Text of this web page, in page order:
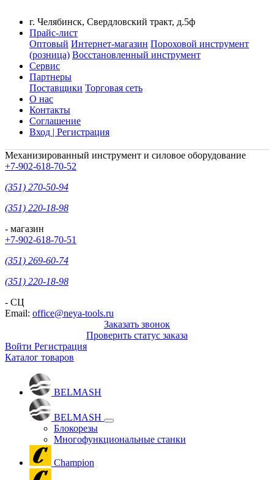
г. Челябинск, Свердловский тракт, д.5ф
Прайс-лист
Оптовый Интернет-магазин Пороховой инструмент
(розница) Восстановленный инструмент
Сервис
Партнеры
Поставщики Торговая сеть
О нас
Контакты
Соглашение
Вход | Регистрация
Механизированный инструмент и силовое оборудование
+7-902-618-70-52
(351) 270-50-94
(351) 220-18-98
- магазин
+7-902-618-70-51
(351) 269-60-74
(351) 220-18-98
- СЦ
Email: office@neya-tools.ru
Заказать звонок
Проверить статус заказа
Войти Регистрация
Каталог товаров
BELMASH
BELMASH
Блокорезы
Многофункциональные станки
Champion